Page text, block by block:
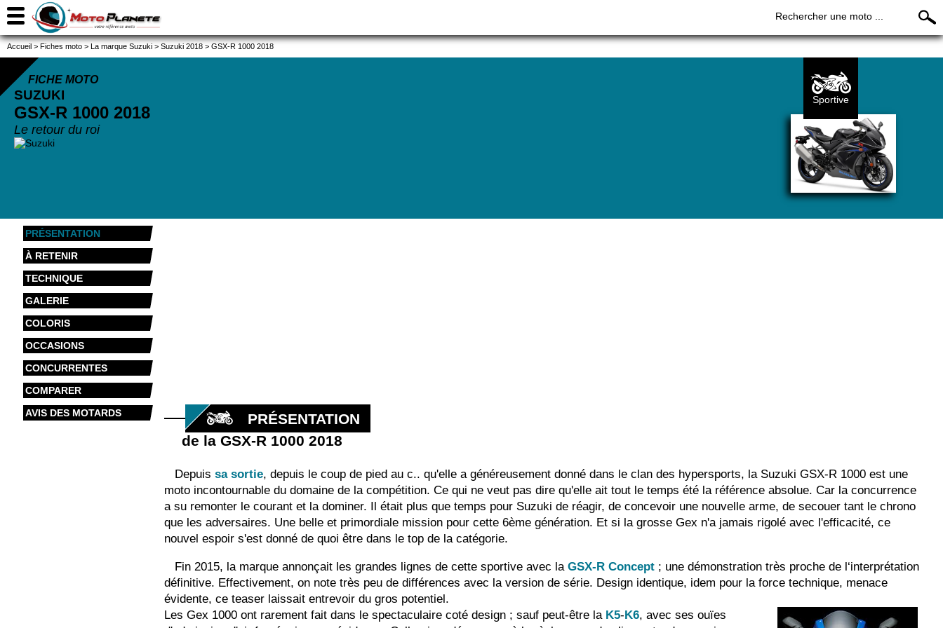
Rechercher une moto ...
Accueil > Fiches moto > La marque Suzuki > Suzuki 2018 > GSX-R 1000 2018
FICHE MOTO
SUZUKI
GSX-R 1000 2018
Le retour du roi
Sportive
PRÉSENTATION
À RETENIR
TECHNIQUE
GALERIE
COLORIS
OCCASIONS
CONCURRENTES
COMPARER
AVIS DES MOTARDS
PRÉSENTATION
de la GSX-R 1000 2018
Depuissa sortie, depuis le coup de pied au c.. qu'elle a généreusement donné dans le clan des hypersports, la Suzuki GSX-R 1000 est une
moto incontournable du domaine de la compétition. Ce qui ne veut pas dire qu'elle ait tout le temps été la référence absolue. Car la concurrence
a su remonter le courant et la dominer. Il était plus que temps pour Suzuki de réagir, de concevoir une nouvelle arme, de secouer tant le chrono
que les adversaires. Une belle et primordiale mission pour cette 6ème génération. Et si la grosse Gex n'a jamais rigolé avec l'efficacité, ce
nouvel espoir s'est donné de quoi être dans le top de la catégorie.
Fin 2015, la marque annonçait les grandes lignes de cette sportive avec laGSX-R Concept ; une démonstration très proche de l‘interprétation
définitive. Effectivement, on note très peu de différences avec la version de série. Design identique, idem pour la force technique, menace
évidente, ce teaser laissait entrevoir du gros potentiel.
Les Gex 1000 ont rarement fait dans le spectaculaire coté design ; sauf peut-être la K5-K6, avec ses ouïes